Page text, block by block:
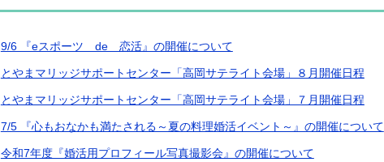
9/6 『eスポーツ de 恋活』の開催について
とやまマリッジサポートセンター「高岡サテライト会場」８月開催日程
とやまマリッジサポートセンター「高岡サテライト会場」７月開催日程
7/5 『心もおなかも満たされる～夏の料理婚活イベント～』の開催について
令和7年度『婚活用プロフィール写真撮影会』の開催について